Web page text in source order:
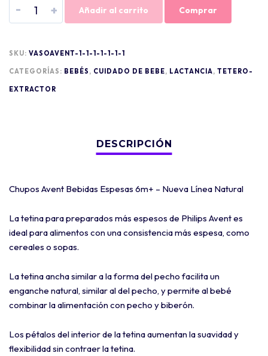
- + Añadir al carrito Comprar
SKU: VASOAVENT-1-1-1-1-1-1-1
CATEGORÍAS: BEBÉS , CUIDADO DE BEBE, LACTANCIA, TETERO-
EXTRACTOR
Chupos Avent Bebidas Espesas 6m+ – Nueva Línea Natural
La tetina para preparados más espesos de Philips Avent es
ideal para alimentos con una consistencia más espesa, como
cereales o sopas.
La tetina ancha similar a la forma del pecho facilita un
enganche natural, similar al del pecho, y permite al bebé
combinar la alimentación con pecho y biberón.
Los pétalos del interior de la tetina aumentan la suavidad y
flexibilidad sin contraer la tetina.